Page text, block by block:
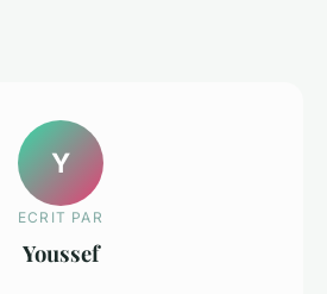
Y
ECRIT PAR
Youssef